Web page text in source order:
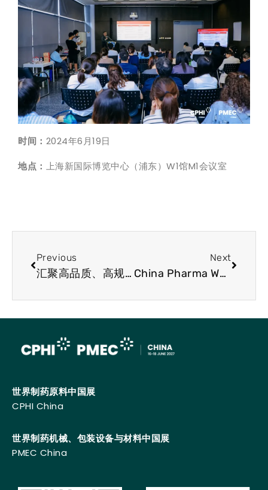
时间： 2024年6月19日
地点： 上海新国际博览中心（浦东）W1馆M1会议室
Previous
汇聚高品质、高规格、高性能药用乳糖，CPHI China药用辅料展区助力药物制剂创新发展！
Next
China Pharma Week焕新归来，6月上海等你来！
世界制药原料中国展
CPHI China
世界制药机械、包装设备与材料中国展
PMEC China